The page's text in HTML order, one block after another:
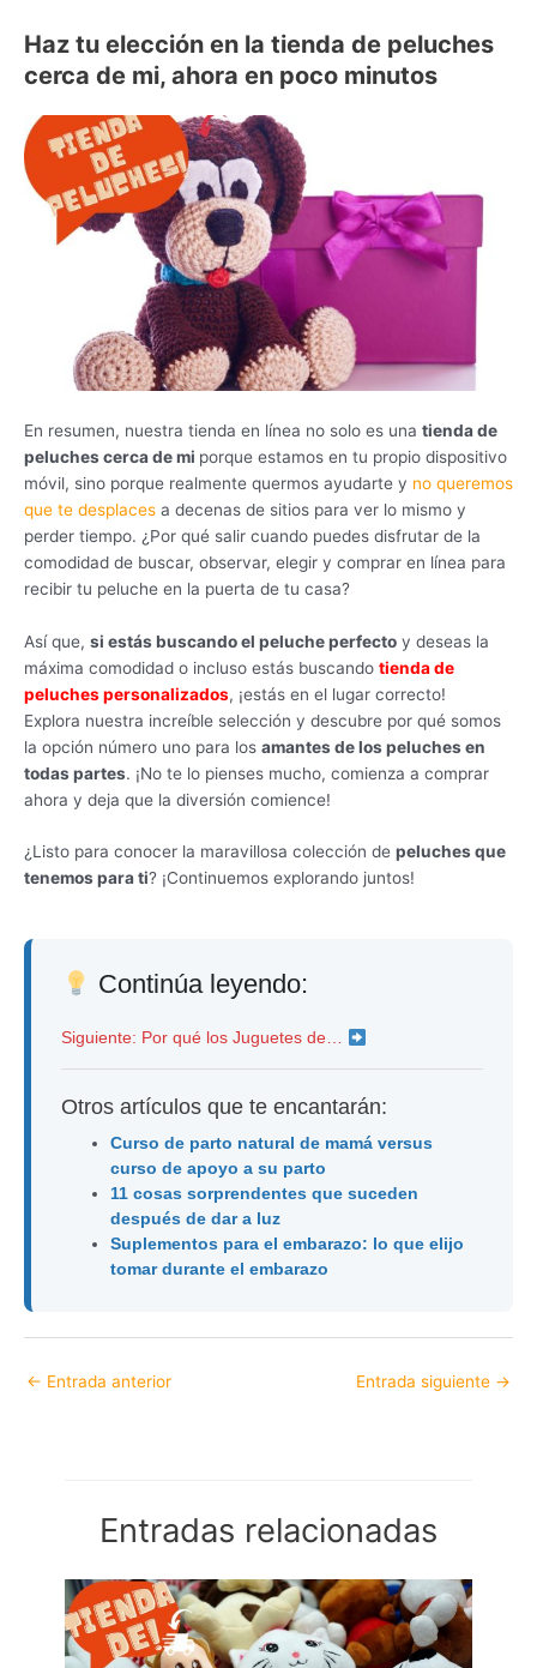
Haz tu elección en la tienda de peluches
cerca de mi, ahora en poco minutos
En resumen, nuestra tienda en línea no solo es una tienda de
peluches cerca de mi porque estamos en tu propio dispositivo
móvil, sino porque realmente quermos ayudarte y no queremos
que te desplaces a decenas de sitios para ver lo mismo y
perder tiempo. ¿Por qué salir cuando puedes disfrutar de la
comodidad de buscar, observar, elegir y comprar en línea para
recibir tu peluche en la puerta de tu casa?
Así que, si estás buscando el peluche perfecto y deseas la
máxima comodidad o incluso estás buscando tienda de
peluches personalizados, ¡estás en el lugar correcto!
Explora nuestra increíble selección y descubre por qué somos
la opción número uno para los amantes de los peluches en
todas partes. ¡No te lo pienses mucho, comienza a comprar
ahora y deja que la diversión comience!
¿Listo para conocer la maravillosa colección de peluches que
tenemos para ti? ¡Continuemos explorando juntos!
Continúa leyendo:
Siguiente: Por qué los Juguetes de…
Otros artículos que te encantarán:
Curso de parto natural de mamá versus
curso de apoyo a su parto
11 cosas sorprendentes que suceden
después de dar a luz
Suplementos para el embarazo: lo que elijo
tomar durante el embarazo
← Entrada anterior Entrada siguiente →
Entradas relacionadas